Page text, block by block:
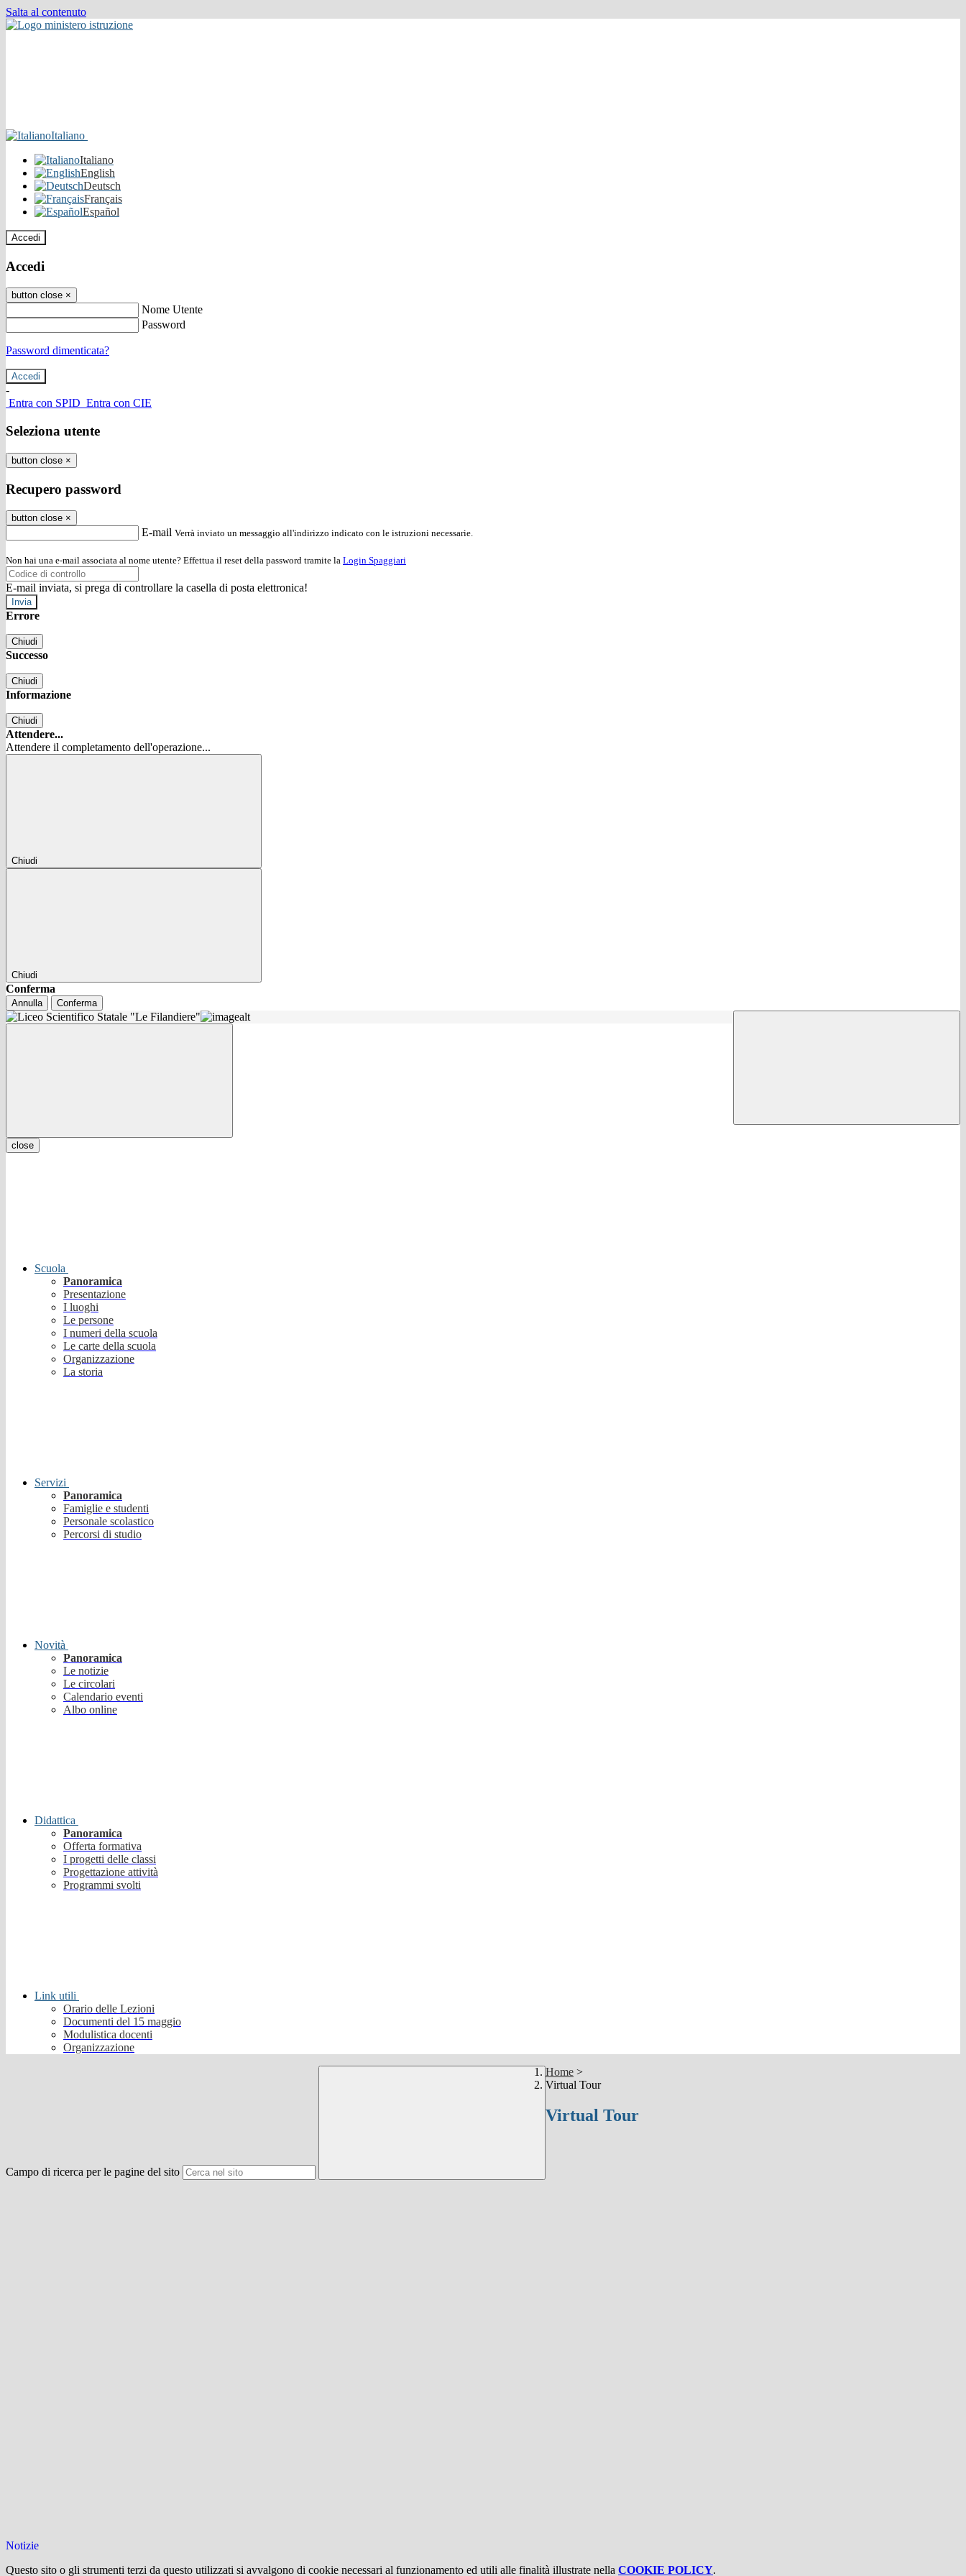
Salta al contenuto
Italiano
Italiano
English
Deutsch
Français
Español
Accedi
Accedi
button close ×
Nome Utente
Password
Password dimenticata?
-
Entra con SPID Entra con CIE
Seleziona utente
button close ×
Recupero password
button close ×
E-mail Verrà inviato un messaggio all'indirizzo indicato con le istruzioni necessarie.
Non hai una e-mail associata al nome utente? Effettua il reset della password tramite la Login Spaggiari
E-mail inviata, si prega di controllare la casella di posta elettronica!
Errore
Chiudi
Successo
Chiudi
Informazione
Chiudi
Attendere...
Attendere il completamento dell'operazione...
Chiudi
Chiudi
Conferma
Annulla Conferma
close
Scuola
Panoramica
Presentazione
I luoghi
Le persone
I numeri della scuola
Le carte della scuola
Organizzazione
La storia
Servizi
Panoramica
Famiglie e studenti
Personale scolastico
Percorsi di studio
Novità
Panoramica
Le notizie
Le circolari
Calendario eventi
Albo online
Didattica
Panoramica
Offerta formativa
I progetti delle classi
Progettazione attività
Programmi svolti
Link utili
Orario delle Lezioni
Documenti del 15 maggio
Modulistica docenti
Organizzazione
Campo di ricerca per le pagine del sito
Home >
Virtual Tour
Virtual Tour
Notizie
Questo sito o gli strumenti terzi da questo utilizzati si avvalgono di cookie necessari al funzionamento ed utili alle finalità illustrate nella COOKIE POLICY.